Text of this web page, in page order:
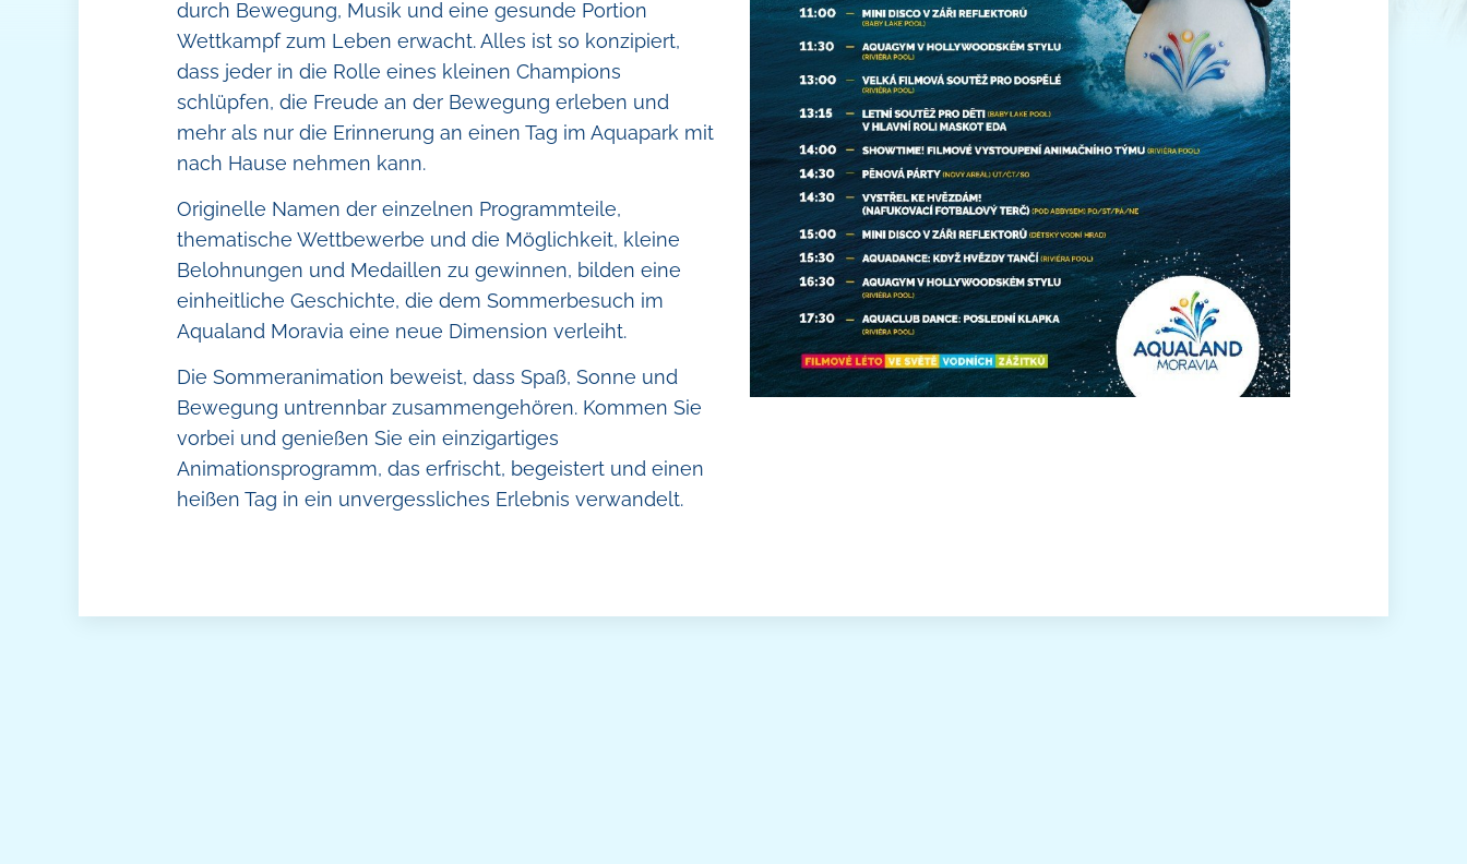
durch Bewegung, Musik und eine gesunde Portion
Wettkampf zum Leben erwacht. Alles ist so konzipiert,
dass jeder in die Rolle eines kleinen Champions
schlüpfen, die Freude an der Bewegung erleben und
mehr als nur die Erinnerung an einen Tag im Aquapark mit
nach Hause nehmen kann.
Originelle Namen der einzelnen Programmteile,
thematische Wettbewerbe und die Möglichkeit, kleine
Belohnungen und Medaillen zu gewinnen, bilden eine
einheitliche Geschichte, die dem Sommerbesuch im
Aqualand Moravia eine neue Dimension verleiht.
Die Sommeranimation beweist, dass Spaß, Sonne und
Bewegung untrennbar zusammengehören. Kommen Sie
vorbei und genießen Sie ein einzigartiges
Animationsprogramm, das erfrischt, begeistert und einen
heißen Tag in ein unvergessliches Erlebnis verwandelt.